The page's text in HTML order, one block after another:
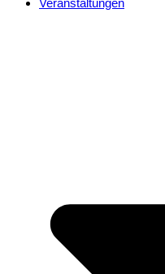
Veranstaltungen